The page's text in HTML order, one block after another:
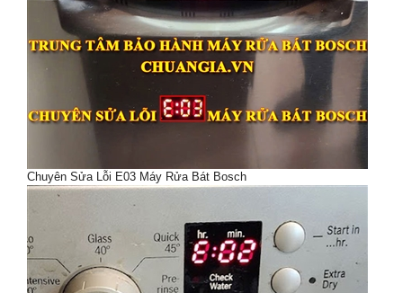
Chuyên Sửa Lỗi E03 Máy Rửa Bát Bosch